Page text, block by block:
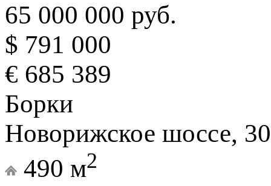
65 000 000 руб.
$ 791 000
€ 685 389
Борки
Новорижское шоссе,
490 м2